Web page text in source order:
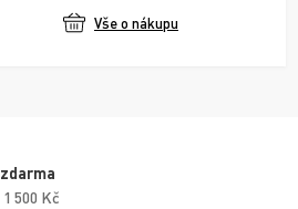
Vše o nákupu
500 Kč